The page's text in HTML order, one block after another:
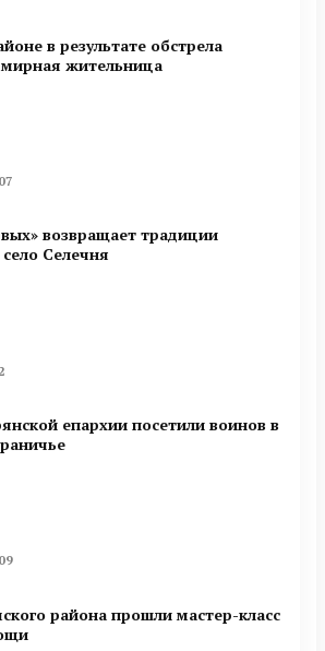
в результате обстрела
жительница
возвращает традиции
Селечня
епархии посетили воинов в
района прошли мастер-класс